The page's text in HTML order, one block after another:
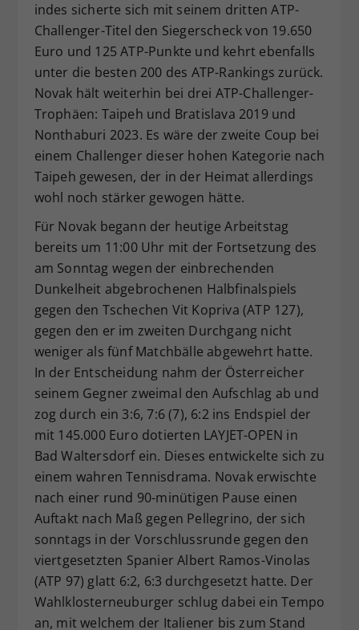
indes sicherte sich mit seinem dritten ATP-
Challenger-Titel den Siegerscheck von 19.650
Euro und 125 ATP-Punkte und kehrt ebenfalls
unter die besten 200 des ATP-Rankings zurück.
Novak hält weiterhin bei drei ATP-Challenger-
Trophäen: Taipeh und Bratislava 2019 und
Nonthaburi 2023. Es wäre der zweite Coup bei
einem Challenger dieser hohen Kategorie nach
Taipeh gewesen, der in der Heimat allerdings
wohl noch stärker gewogen hätte.
Für Novak begann der heutige Arbeitstag
bereits um 11:00 Uhr mit der Fortsetzung des
am Sonntag wegen der einbrechenden
Dunkelheit abgebrochenen Halbfinalspiels
gegen den Tschechen Vit Kopriva (ATP 127),
gegen den er im zweiten Durchgang nicht
weniger als fünf Matchbälle abgewehrt hatte.
In der Entscheidung nahm der Österreicher
seinem Gegner zweimal den Aufschlag ab und
zog durch ein 3:6, 7:6 (7), 6:2 ins Endspiel der
mit 145.000 Euro dotierten LAYJET-OPEN in
Bad Waltersdorf ein. Dieses entwickelte sich zu
einem wahren Tennisdrama. Novak erwischte
nach einer rund 90-minütigen Pause einen
Auftakt nach Maß gegen Pellegrino, der sich
sonntags in der Vorschlussrunde gegen den
viertgesetzten Spanier Albert Ramos-Vinolas
(ATP 97) glatt 6:2, 6:3 durchgesetzt hatte. Der
Wahlklosterneuburger schlug dabei ein Tempo
an, mit welchem der Italiener bis zum Stand